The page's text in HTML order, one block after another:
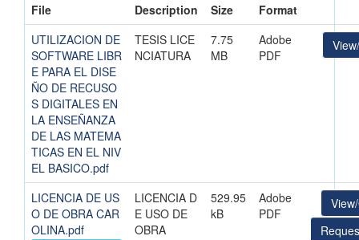
File Description Size
Format
UTILIZACION DE
SOFTWARE LIBR
E PARA EL DISE
ÑO DE RECUSO
S DIGITALES EN
LA ENSEÑANZA
DE LAS MATEMA
TICAS EN EL NIV
EL BASICO.pdf
TESIS LICE
NCIATURA
7.75
MB
Adobe
PDF
LICENCIA DE US
O DE OBRA CAR
OLINA.pdf
LICENCIA D
E USO DE
OBRA
529.95
kB
Adobe
PDF